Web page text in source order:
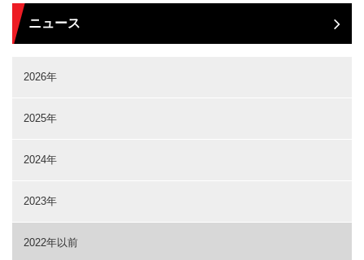
ニュース
2026年
2025年
2024年
2023年
2022年以前